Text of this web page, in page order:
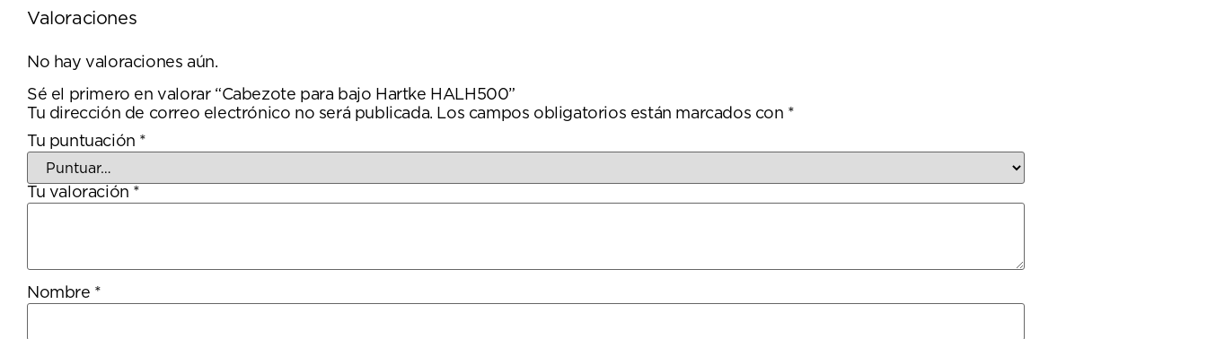
Valoraciones
No hay valoraciones aún.
Sé el primero en valorar “Cabezote para bajo Hartke HALH500”
Tu dirección de correo electrónico no será publicada. Los campos obligatorios están marcados con *
Tu puntuación *
Tu valoración *
Nombre *